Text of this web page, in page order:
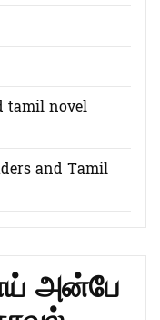
tamil novel
and Tamil
அன்பே